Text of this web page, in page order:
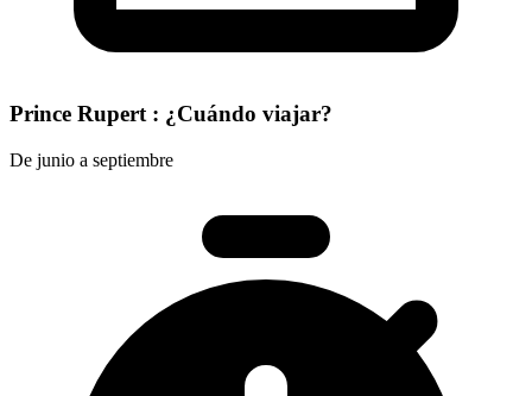
Prince Rupert : ¿Cuándo viajar?
De junio a septiembre